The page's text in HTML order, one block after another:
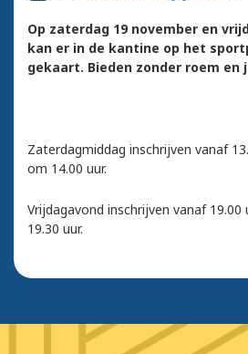
Op zaterdag 19 november en
kan er in de kantine op het
gekaart. Bieden zonder roem en
Zaterdagmiddag inschrijven vanaf
om 14.00 uur.
Vrijdagavond inschrijven vanaf
19.30 uur.